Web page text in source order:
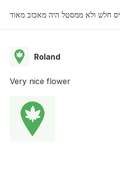
חלש ולא ממסטל היה מאכזב מאוד
Roland
Very nice flower